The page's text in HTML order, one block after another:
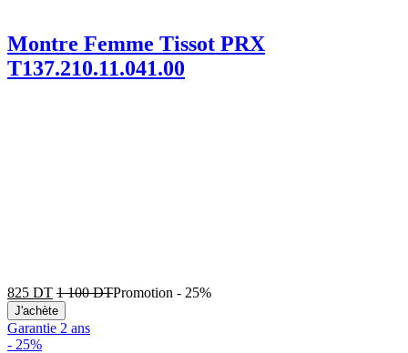
Montre Femme Tissot PRX
T137.210.11.041.00
825 DT 1 100DTPromotion - 25%
J'achète
Garantie 2 ans
- 25%